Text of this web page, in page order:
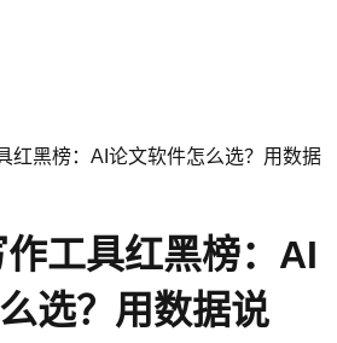
红黑榜：AI论文软件怎么选？用数据
工具红黑榜：AI
选？用数据说